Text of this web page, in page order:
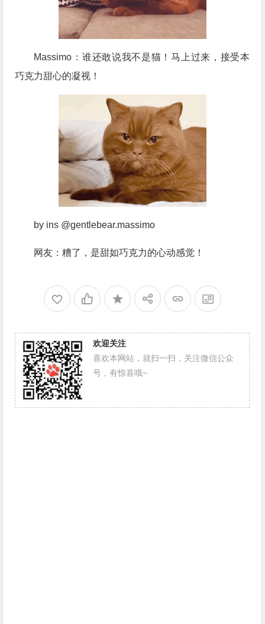
Massimo：谁还敢说我不是猫！马上过来，接受本
巧克力甜心的凝视！
by ins @gentlebear.massimo
网友：糟了，是甜如巧克力的心动感觉！
欢迎关注
喜欢本网站，就扫一扫，关注微信公众
号，有惊喜哦~